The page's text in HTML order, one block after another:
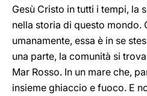
Gesù Cristo in tutti i tempi, la
nella storia di questo mondo.
umanamente, essa è in se
una parte, la comunità si
Mar Rosso. In un mare che,
insieme ghiaccio e fuoco. E